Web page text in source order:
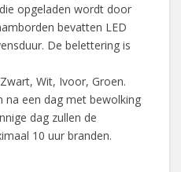
opgeladen wordt door
bevatten LED
De belettering is
Wit, Ivoor, Groen.
na een dag met bewolking
dag zullen de
10 uur branden.